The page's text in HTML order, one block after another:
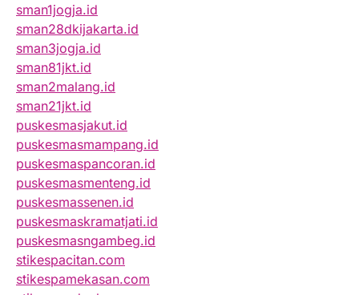
sman1jogja.id
sman28dkijakarta.id
sman3jogja.id
sman81jkt.id
sman2malang.id
sman21jkt.id
puskesmasjakut.id
puskesmasmampang.id
puskesmaspancoran.id
puskesmasmenteng.id
puskesmassenen.id
puskesmaskramatjati.id
puskesmasngambeg.id
stikespacitan.com
stikespamekasan.com